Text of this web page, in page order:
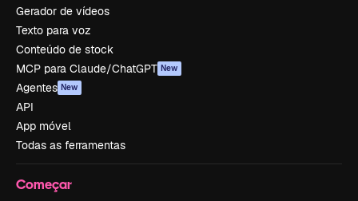
Gerador de vídeos
Texto para voz
Conteúdo de stock
MCP para Claude/ChatGPT New
Agentes New
API
App móvel
Todas as ferramentas
Começar